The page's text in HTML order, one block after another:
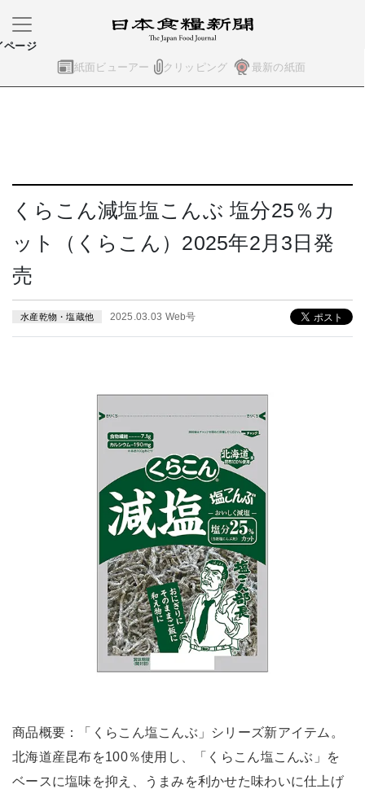
紙面ビューアー クリッピング 最新の紙面
ページ
くらこん減塩塩こんぶ 塩分25％カ
ット（くらこん）2025年2月3日発
売
水産乾物・塩蔵他 2025.03.03 Web号
商品概要：「くらこん塩こんぶ」シリーズ新アイテム。
北海道産昆布を100％使用し、「くらこん塩こんぶ」を
ベースに塩味を抑え、うまみを利かせた味わいに仕上げ